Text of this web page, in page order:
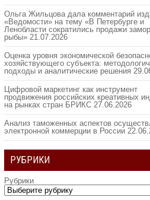
Ольга Жильцова дала комментарий
«Ведомости» на тему «В Петербурге и
Ленобласти сократились продажи
рыбы» 21.07.2026
Оценка уровня экономической
хозяйствующего субъекта:
подходы и аналитические решения
Цифровой маркетинг как инструмент
продвижения российских креативных
на рынках стран БРИКС 27.06.2026
Анализ таможенных аспектов
электронной коммерции в России
РУБРИКИ
Рубрики